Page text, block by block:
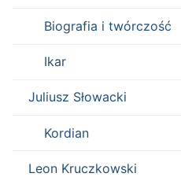
Biografia i twórczość
Ikar
Juliusz Słowacki
Kordian
Leon Kruczkowski